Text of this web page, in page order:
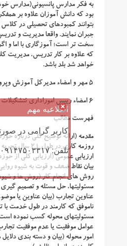
به فکر مدارس پانسیونی(مدارس
بود که دانش آموزان علاوه بر
بتوانند کمبودهای تحصیلی در کلاس
جبران نمایند. واقعا مدیریت و
سخت تر است؛ آموزگاری با اما و
که علاوه بر کار تدریس، مدیریت
خواهد شد بلد باشد.
۵ مهر و امضاء مدیرکل آموزش وپرورش استان
۶ امضاء رییس اموراداری ئتشکیلات استان
فهرست مطالب
مقدمه (ارائه توضیح کلی درباره
روزمه کاری در طول ۲۱ سال تجربه آموزشی (مقطع ابتدایی)
ارزیابی عمومی (ارزیابی کلی از
بیان نقاط ضعف و قوت به شیوه
روش های انجام کار (روش ها و
مسئولیتها، حل مسئله و تصمیم
عناوین تجارب (بیان عناوین یا
ناموفق که کارمند در طول خدمت با
مسئولیتهای محوله کسب نموده
عوامل موفقیت یا عدم موفقیت
امور محوله (بیان و دسته بندی
اطلاعیه مهم
کاربر گرامی در
تلفن: ۰۹۱۴۷۵۰۳۳۱۷ (تلگرام یا تماس)